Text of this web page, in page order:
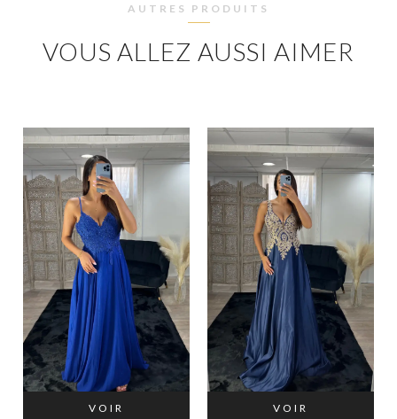
AUTRES PRODUITS
VOUS ALLEZ AUSSI AIMER
VOIR VOIR